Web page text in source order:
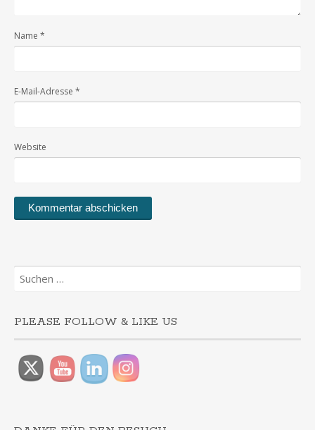
Name *
E-Mail-Adresse *
Website
Suchen
nach:
PLEASE FOLLOW & LIKE US